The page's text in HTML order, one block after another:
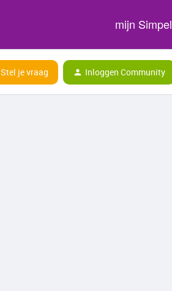
mijn Simpel
Stel je vraag Inloggen Community